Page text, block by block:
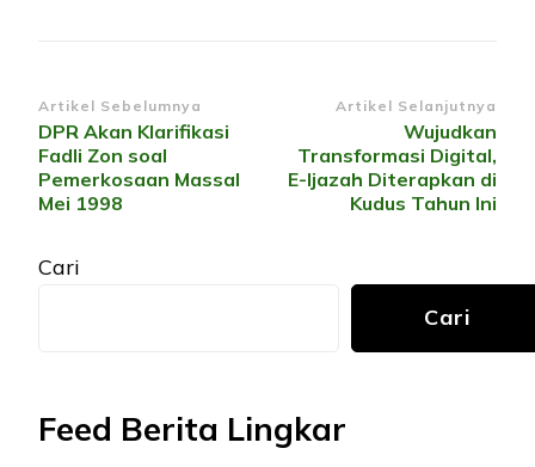
Navigasi
Artikel
Artikel Sebelumnya
DPR Akan Klarifikasi
Fadli Zon soal
Pemerkosaan Massal
Mei 1998
Artikel Selanjutnya
Wujudkan
Transformasi Digital,
E-Ijazah Diterapkan di
Kudus Tahun Ini
Cari
Cari
Feed Berita Lingkar